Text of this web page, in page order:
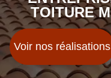
TOITURE
Voir nos réalisations